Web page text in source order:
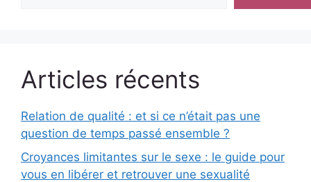
Articles récents
Relation de qualité : et si ce n’était pas une
question de temps passé ensemble ?
Croyances limitantes sur le sexe : le guide pour
vous en libérer et retrouver une sexualité